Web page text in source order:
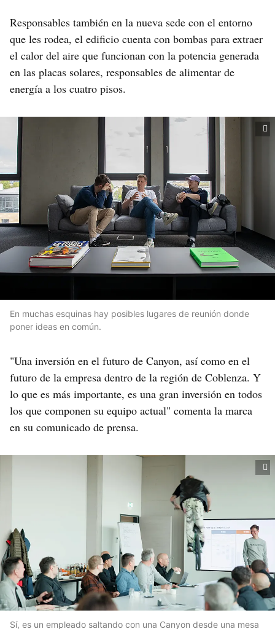
Responsables también en la nueva sede con el entorno
que les rodea, el edificio cuenta con bombas para extraer
el calor del aire que funcionan con la potencia generada
en las placas solares, responsables de alimentar de
energía a los cuatro pisos.
En muchas esquinas hay posibles lugares de reunión donde
poner ideas en común.
"Una inversión en el futuro de Canyon, así como en el
futuro de la empresa dentro de la región de Coblenza. Y
lo que es más importante, es una gran inversión en todos
los que componen su equipo actual" comenta la marca
en su comunicado de prensa.
Sí, es un empleado saltando con una Canyon desde una mesa